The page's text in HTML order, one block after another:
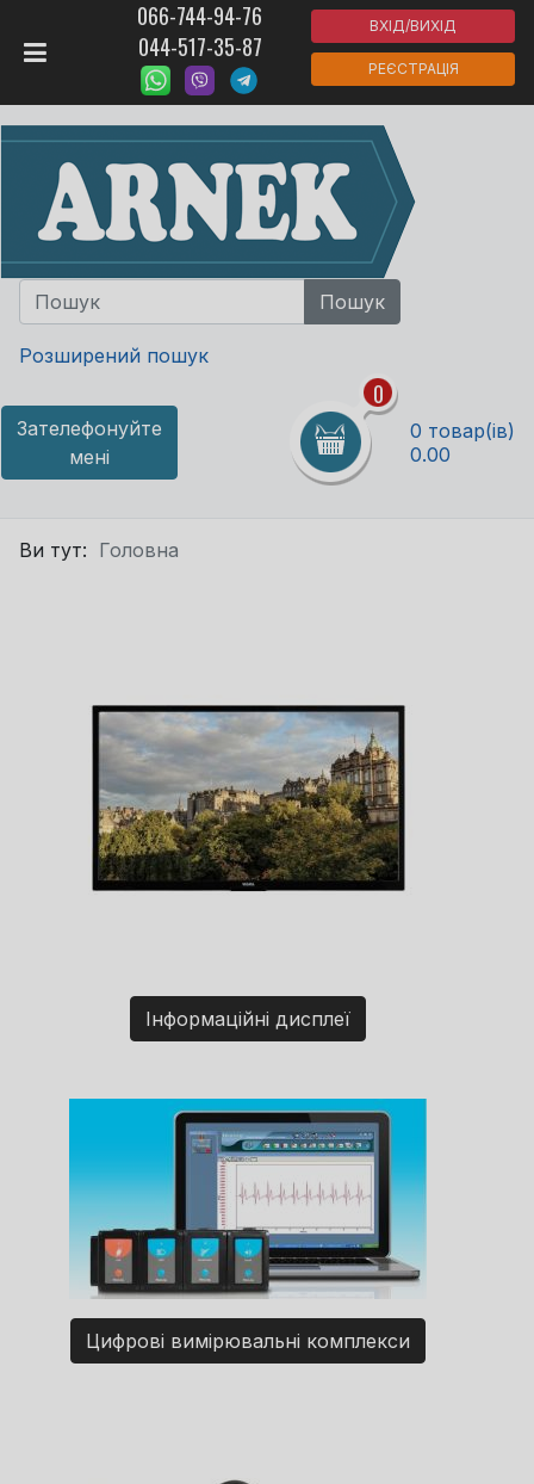
066-744-94-76
044-517-35-87
ВХІД/ВИХІД
РЕЄСТРАЦІЯ
Розширений пошук
Зателефонуйте
мені
0
0 товар(ів)
0.00
Ви тут: Головна
Інформаційні дисплеї
Цифрові вимірювальні комплекси